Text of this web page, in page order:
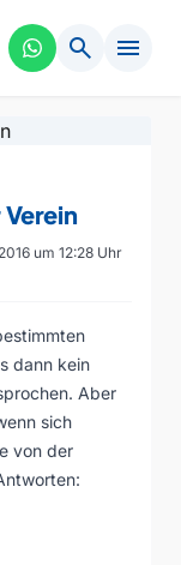
search menu
um 12:28 Uhr
dann kein
Aber
sich
von der